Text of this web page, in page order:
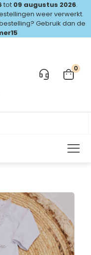
tot 09 augustus 2026.
weer verwerkt.
Gebruik dan de
0